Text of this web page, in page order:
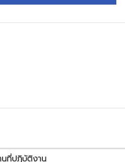
นที่ปฏิบัติงาน